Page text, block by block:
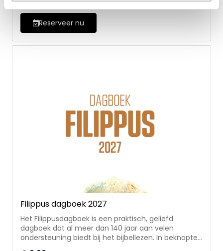
jongerenwerkers • een groot deel van de opbrengst
(€ 8) is bestemd voor het zendingswerk Aan de
overdenkingen voor persoonlijke bezinning werken
o.a. mee: ds. K. van der Knijff, ds. W.G. Teeuwissen,
ds. B.J. Mouw, ds. A. Langeweg, ds. J. van Doleweerd.
Reserveer nu
Filippus dagboek 2027
Het Filippusdagboek is een praktisch, geliefd
dagboek dat al meer dan 140 jaar aan velen
ondersteuning biedt bij het bijbellezen. In beknopte